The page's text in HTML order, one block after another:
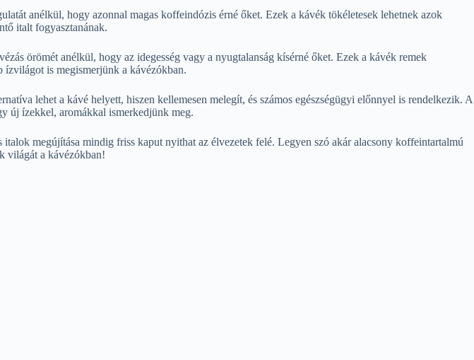
anélkül, hogy azonnal magas koffeindózis érné őket. Ezek a kávék tökéletesek lehetnek azok
italt fogyasztanának.
örömét anélkül, hogy az idegesség vagy a nyugtalanság kísérné őket. Ezek a kávék remek
ízvilágot is megismerjünk a kávézókban.
lehet a kávé helyett, hiszen kellemesen melegít, és számos egészségügyi előnnyel is rendelkezik. A
új ízekkel, aromákkal ismerkedjünk meg.
megújítása mindig friss kaput nyithat az élvezetek felé. Legyen szó akár alacsony koffeintartalmú
világát a kávézókban!